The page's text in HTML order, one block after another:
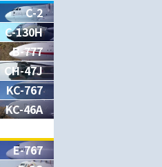
C-2
C-130H
B-777
CH-47J
KC-767
KC-46A
E-767